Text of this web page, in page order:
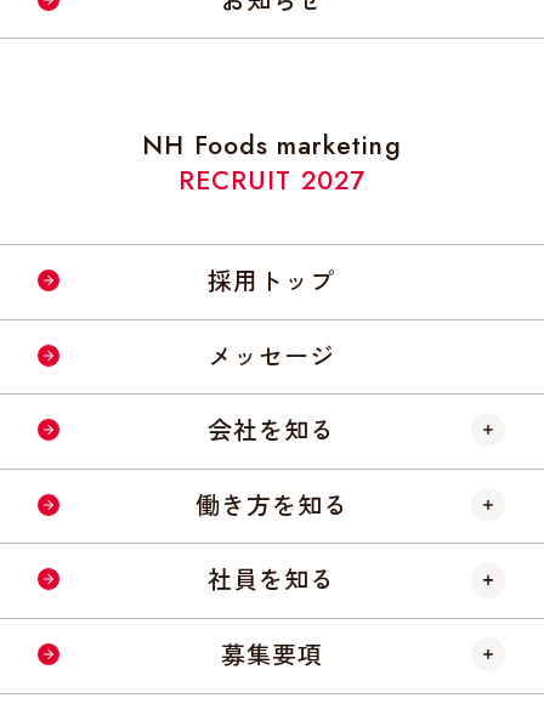
NH Foods marketing
RECRUIT 2027
採用トップ
メッセージ
会社を知る
ニッポンハムについて
会社概要
働き方を知る
仕事内容
研修制度
社員を知る
社員インタビュー
クロストーク
募集要項